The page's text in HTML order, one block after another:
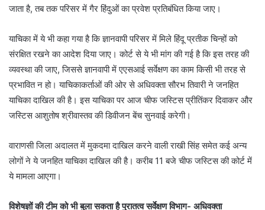
जाता है, तब तक परिसर में गैर हिंदुओं का प्रवेश प्रतिबंधित किया जाए।
याचिका में ये भी कहा गया है कि ज्ञानवापी परिसर में मिले हिंदू प्रतीक चिन्हों को
संरक्षित रखने का आदेश दिया जाए। कोर्ट से ये भी मांग की गई है कि इस तरह की
व्यवस्था की जाए, जिससे ज्ञानवापी में एएसआई सर्वेक्षण का काम किसी भी तरह से
प्रभावित न हो। याचिकाकर्ताओं की ओर से अधिवक्ता सौरभ तिवारी ने जनहित
याचिका दाखिल की है। इस याचिका पर आज चीफ जस्टिस प्रीतिंकर दिवाकर और
जस्टिस आशुतोष श्रीवास्तव की डिवीजन बेंच सुनवाई करेगी।
वाराणसी जिला अदालत में मुकदमा दाखिल करने वाली राखी सिंह समेत कई अन्य
लोगों ने ये जनहित याचिका दाखिल की है। करीब 11 बजे चीफ जस्टिस की कोर्ट में
ये मामला आएगा।
विशेषज्ञों की टीम को भी बुला सकता है पुरातत्व सर्वेक्षण विभाग- अधिवक्ता